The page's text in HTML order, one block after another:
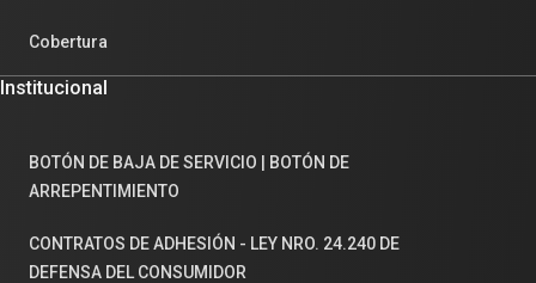
Cobertura
Institucional
BOTÓN DE BAJA DE SERVICIO | BOTÓN DE
ARREPENTIMIENTO
CONTRATOS DE ADHESIÓN - LEY NRO. 24.240 DE
DEFENSA DEL CONSUMIDOR